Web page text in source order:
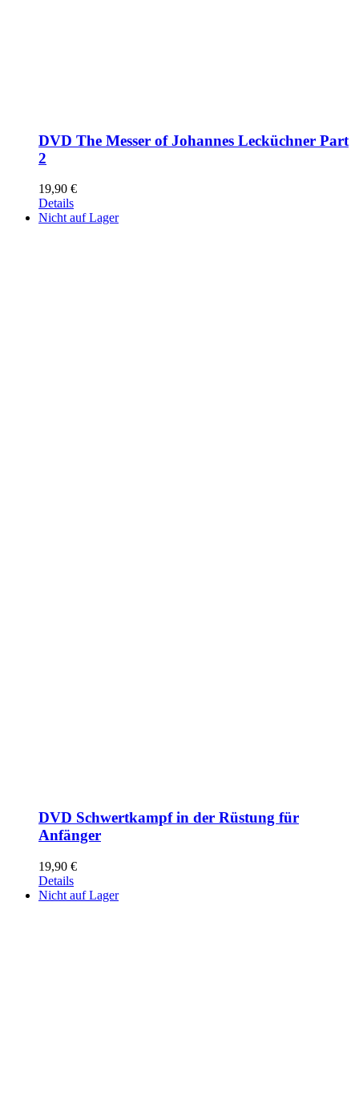
DVD The Messer of Johannes Lecküchner Part
2
19,90 €
Details
Nicht auf Lager
DVD Schwertkampf in der Rüstung für
Anfänger
19,90 €
Details
Nicht auf Lager